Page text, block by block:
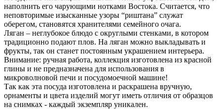
наполнить его чарующими нотками Востока. Считается, что
неповторимые изысканные узоры “риштана” служат
оберегом, становятся хранителями семейного очага.
Ляган – неглубокое блюдо с округлыми стенками, в котором
традиционно подают плов. На ляган можно выкладывать и
фрукты, так он станет постоянным украшением интерьера.
Внимание: ручная работа, коллекция изготовлена из красной
глины и не предназначена для использования в
микроволновой печи и посудомоечной машине!
Так как эта посуда изготовлена и раскрашена вручную,
орнаменты и цвета изделий могут иметь отличия от образцов
на снимках - каждый экземпляр уникален.